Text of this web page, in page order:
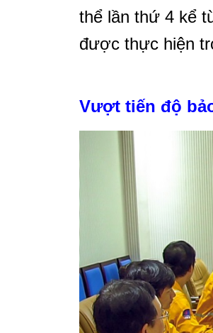
thể lần thứ 4 kể
được thực hiện
Vượt tiến độ